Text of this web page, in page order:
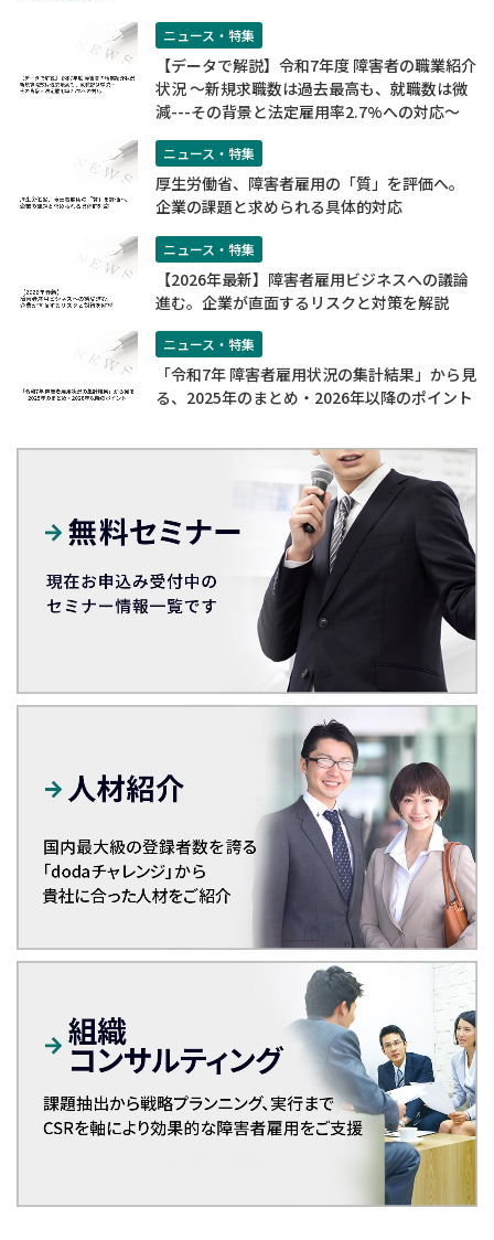
ニュース・特集
【データで解説】令和7年度 障害者の職業紹介
状況 ～新規求職数は過去最高も、就職数は微
減---その背景と法定雇用率2.7%への対応～
ニュース・特集
厚生労働省、障害者雇用の「質」を評価へ。
企業の課題と求められる具体的対応
ニュース・特集
【2026年最新】障害者雇用ビジネスへの議論
進む。企業が直面するリスクと対策を解説
ニュース・特集
「令和7年 障害者雇用状況の集計結果」から見
る、2025年のまとめ・2026年以降のポイント